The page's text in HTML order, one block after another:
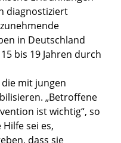
diagnostiziert
in Deutschland
bis 19 Jahren durch
mit jungen
„Betroffene
ist wichtig“, so
sei es,
dass sie